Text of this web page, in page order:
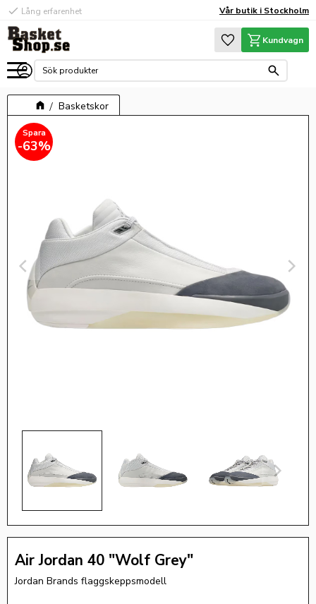
Meny
check Lång erfarenhet Vår butik i Stockholm
Favoriter
Kundvagn
Basketskor
63%
Air Jordan 40 "Wolf Grey"
Jordan Brands flaggskeppsmodell